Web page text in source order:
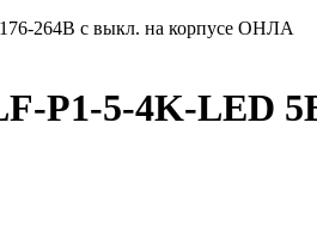
P1-5-4K-LED